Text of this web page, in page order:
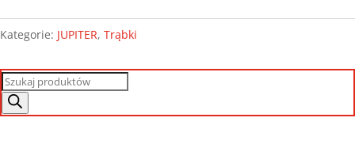
Kategorie: JUPITER, Trąbki
Wyszukiwarka
produktów